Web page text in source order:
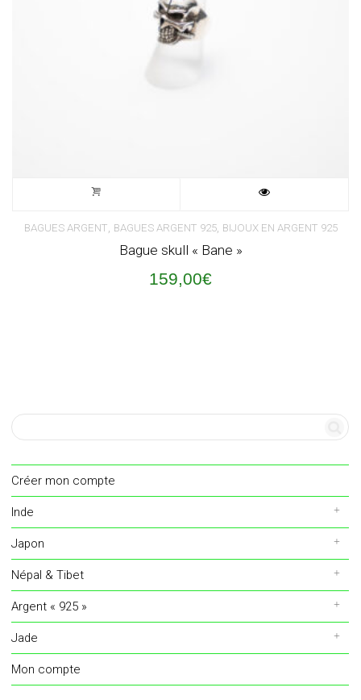
BAGUES ARGENT, BAGUES ARGENT 925, BIJOUX EN ARGENT 925
Bague skull « Bane »
159,00€
Créer mon compte
Inde
Japon
Népal & Tibet
Argent « 925 »
Jade
Mon compte